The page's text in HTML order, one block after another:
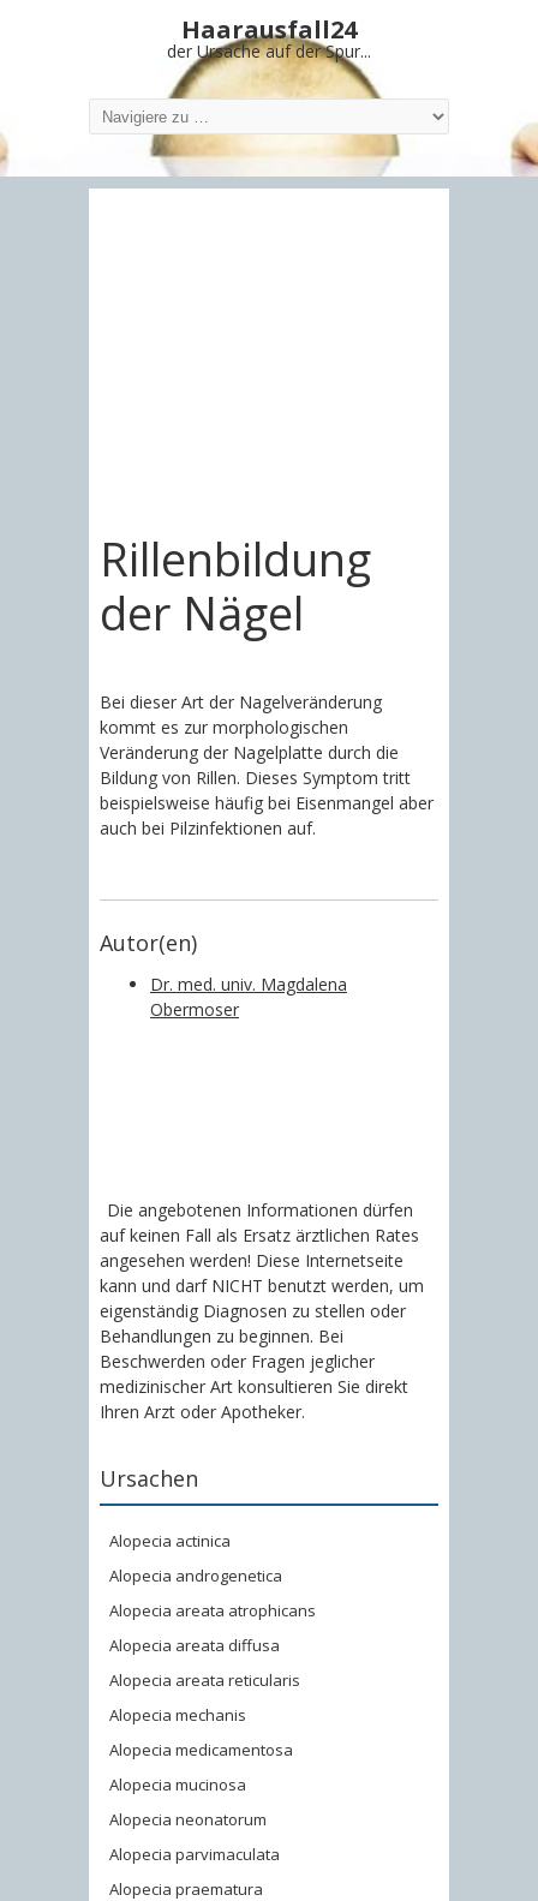
Haarausfall24
der Ursache auf der Spur...
Rillenbildung
der Nägel
Bei dieser Art der Nagelveränderung
kommt es zur morphologischen
Veränderung der Nagelplatte durch die
Bildung von Rillen. Dieses Symptom tritt
beispielsweise häufig bei Eisenmangel aber
auch bei Pilzinfektionen auf.
Autor(en)
Dr. med. univ. Magdalena
Obermoser
Die angebotenen Informationen dürfen
auf keinen Fall als Ersatz ärztlichen Rates
angesehen werden! Diese Internetseite
kann und darf NICHT benutzt werden, um
eigenständig Diagnosen zu stellen oder
Behandlungen zu beginnen. Bei
Beschwerden oder Fragen jeglicher
medizinischer Art konsultieren Sie direkt
Ihren Arzt oder Apotheker.
Ursachen
Alopecia actinica
Alopecia androgenetica
Alopecia areata atrophicans
Alopecia areata diffusa
Alopecia areata reticularis
Alopecia mechanis
Alopecia medicamentosa
Alopecia mucinosa
Alopecia neonatorum
Alopecia parvimaculata
Alopecia praematura